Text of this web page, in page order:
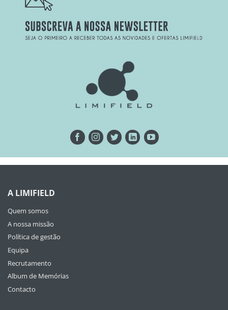
A LIMIFIELD
Quem somos
A nossa missão
Política de gestão
Equipa
Recrutamento
Album de Memórias
Contacto